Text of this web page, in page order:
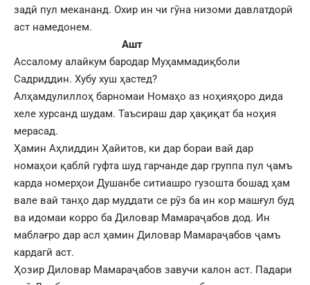
задӣ пул мекананд. Охир ин чи гӯна низоми давлатдорӣ
аст намедонем.
Ашт
Ассалому алайкум бародар Муҳаммадиқболи
Садриддин. Хубу хуш ҳастед?
Алҳамдулиллоҳ барномаи Номаҳо аз ноҳияҳоро дида
хеле хурсанд шудам. Таъсираш дар ҳақиқат ба ноҳия
мерасад.
Ҳамин Аҳлиддин Ҳайитов, ки дар бораи вай дар
номаҳои қаблӣ гуфта шуд гарчанде дар группа пул ҷамъ
карда номерҳои Душанбе ситиашро гузошта бошад ҳам
вале вай танҳо дар муддати се рӯз ба ин кор машғул буд
ва идомаи корро ба Диловар Мамараҷабов дод. Ин
маблағро дар асл ҳамин Диловар Мамараҷабов ҷамъ
кардагӣ аст.
Ҳозир Диловар Мамараҷабов завучи калон аст. Падари